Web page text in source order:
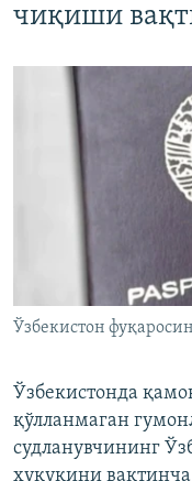
чиқиши
Ўзбекистон
Ўзбекистонда
қўлланмаган
судланувчининг
ҳуқуқини